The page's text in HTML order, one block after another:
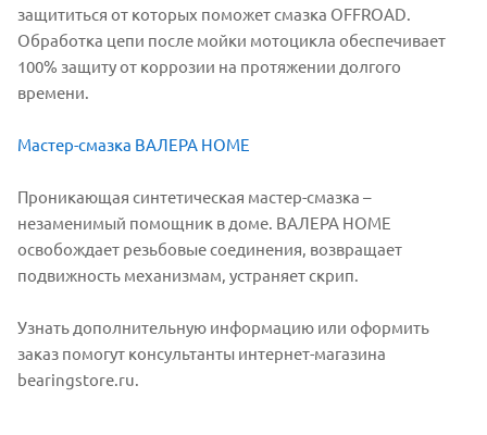
защититься от которых поможет смазка OFFROAD.
Обработка цепи после мойки мотоцикла обеспечивает
100% защиту от коррозии на протяжении долгого
времени.
Мастер-смазка ВАЛЕРА HOME
Проникающая синтетическая мастер-смазка –
незаменимый помощник в доме. ВАЛЕРА HOME
освобождает резьбовые соединения, возвращает
подвижность механизмам, устраняет скрип.
Узнать дополнительную информацию или оформить
заказ помогут консультанты интернет-магазина
bearingstore.ru.